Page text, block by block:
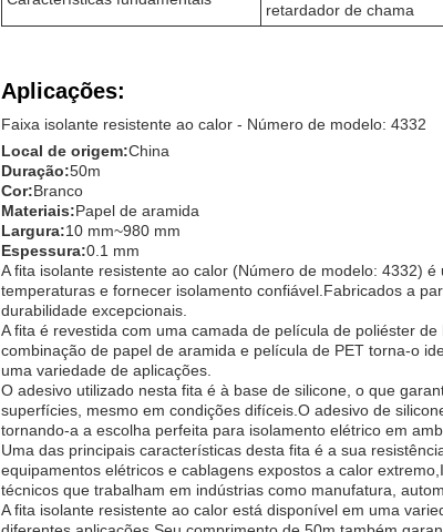
retardador de chama
Aplicações:
Faixa isolante resistente ao calor - Número de modelo: 4332
Local de origem:China
Duração:50m
Cor:Branco
Materiais:Papel de aramida
Largura:10 mm~980 mm
Espessura:0.1 mm
A fita isolante resistente ao calor (Número de modelo: 4332)
temperaturas e fornecer isolamento confiável.Fabricados a
durabilidade excepcionais.
A fita é revestida com uma camada de película de poliéster
combinação de papel de aramida e película de PET torna-o
uma variedade de aplicações.
O adesivo utilizado nesta fita é à base de silicone, o que
superfícies, mesmo em condições difíceis.O adesivo de
tornando-a a escolha perfeita para isolamento elétrico em
Uma das principais características desta fita é a sua
equipamentos elétricos e cablagens expostos a calor
técnicos que trabalham em indústrias como manufatura,
A fita isolante resistente ao calor está disponível em uma